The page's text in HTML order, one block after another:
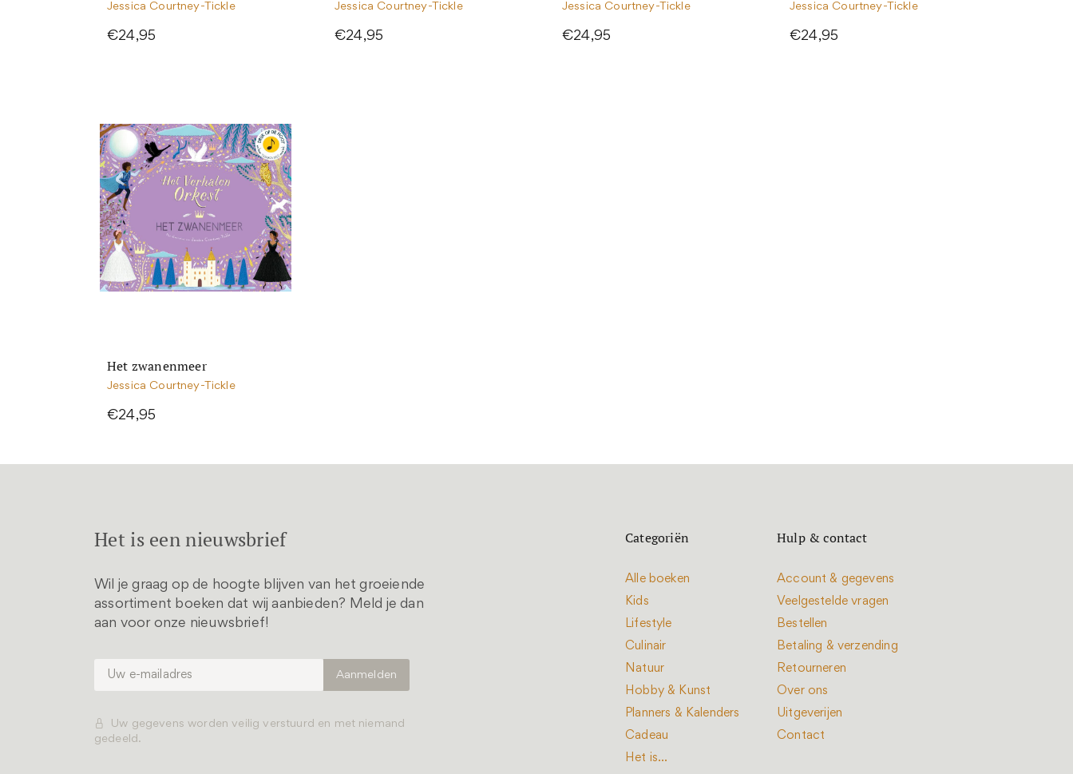
Jessica Courtney-Tickle
€24,95
Jessica Courtney-Tickle
€24,95
Jessica Courtney-Tickle
€24,95
Jessica Courtney-Tickle
€24,95
Het zwanenmeer
Jessica Courtney-Tickle
€24,95
Het is een nieuwsbrief
Wil je graag op de hoogte blijven van het groeiende
assortiment boeken dat wij aanbieden? Meld je dan
aan voor onze nieuwsbrief!
Uw gegevens worden veilig verstuurd en met niemand
gedeeld.
Categoriën
Alle boeken
Kids
Lifestyle
Culinair
Natuur
Hobby & Kunst
Planners & Kalenders
Cadeau
Het is...
Hulp & contact
Account & gegevens
Veelgestelde vragen
Bestellen
Betaling & verzending
Retourneren
Over ons
Uitgeverijen
Contact